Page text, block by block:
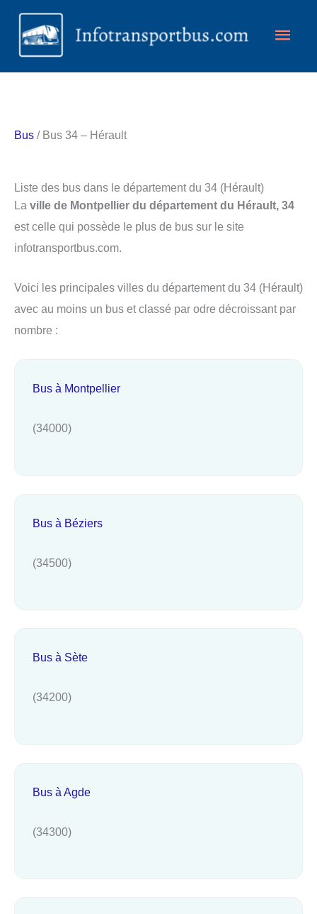
Aller
contenu
Bus / Bus 34 – Hérault
Liste des bus dans le département du 34 (Hérault)
La ville de Montpellier du département du Hérault, 34
est celle qui possède le plus de bus sur le site
infotransportbus.com.
Voici les principales villes du département du 34 (Hérault)
avec au moins un bus et classé par odre décroissant par
nombre :
Bus à Montpellier
(34000)
Bus à Béziers
(34500)
Bus à Sète
(34200)
Bus à Agde
(34300)